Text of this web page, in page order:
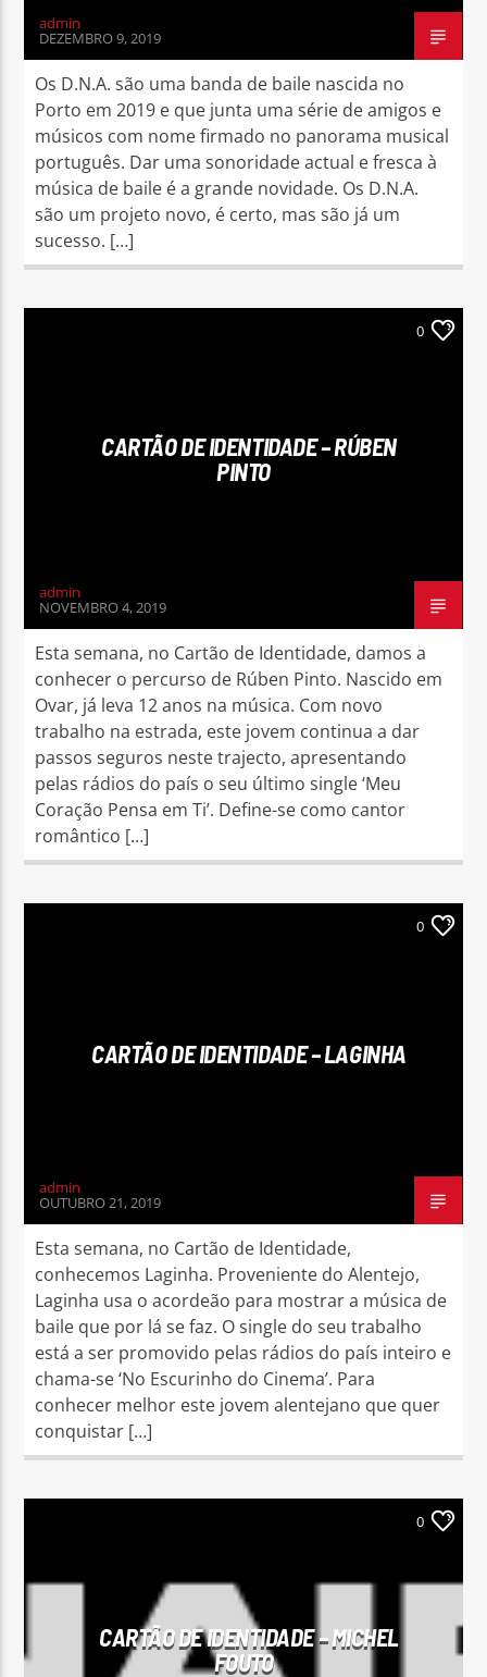
admin
DEZEMBRO 9, 2019
Os D.N.A. são uma banda de baile nascida no
Porto em 2019 e que junta uma série de amigos e
músicos com nome firmado no panorama musical
português. Dar uma sonoridade actual e fresca à
música de baile é a grande novidade. Os D.N.A.
são um projeto novo, é certo, mas são já um
sucesso. […]
0
CARTÃO DE IDENTIDADE – RÚBEN
PINTO
admin
NOVEMBRO 4, 2019
Esta semana, no Cartão de Identidade, damos a
conhecer o percurso de Rúben Pinto. Nascido em
Ovar, já leva 12 anos na música. Com novo
trabalho na estrada, este jovem continua a dar
passos seguros neste trajecto, apresentando
pelas rádios do país o seu último single ‘Meu
Coração Pensa em Ti’. Define-se como cantor
romântico […]
0
CARTÃO DE IDENTIDADE – LAGINHA
admin
OUTUBRO 21, 2019
Esta semana, no Cartão de Identidade,
conhecemos Laginha. Proveniente do Alentejo,
Laginha usa o acordeão para mostrar a música de
baile que por lá se faz. O single do seu trabalho
está a ser promovido pelas rádios do país inteiro e
chama-se ‘No Escurinho do Cinema’. Para
conhecer melhor este jovem alentejano que quer
conquistar […]
0
CARTÃO DE IDENTIDADE – MICHEL
FOUTO